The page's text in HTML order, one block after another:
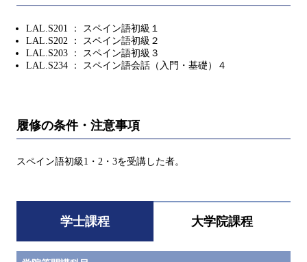
LAL.S201 ： スペイン語初級１
LAL.S202 ： スペイン語初級２
LAL.S203 ： スペイン語初級３
LAL.S234 ： スペイン語会話（入門・基礎）４
履修の条件・注意事項
スペイン語初級1・2・3を受講した者。
学士課程 大学院課程